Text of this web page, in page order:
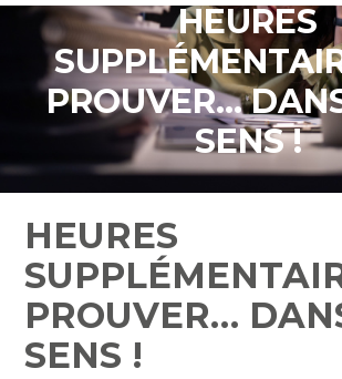
HEURES
PROUVER…
SENS !
HEURES
PROUVER…
SENS !